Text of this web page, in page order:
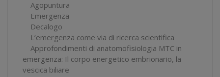
Agopuntura
Emergenza
Decalogo
L’emergenza come via di ricerca scientifica
Approfondimenti di anatomofisiologia MTC in
emergenza: Il corpo energetico embrionario, la
vescica biliare